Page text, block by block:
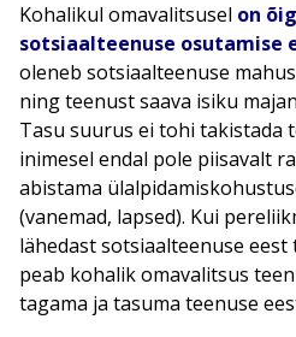
Kohalikul omavalitsusel on
sotsiaalteenuse osutamise
oleneb sotsiaalteenuse
ning teenust saava isiku
Tasu suurus ei tohi takistada
inimesel endal pole piisavalt
abistama
(vanemad, lapsed). Kui
lähedast sotsiaalteenuse eest
peab kohalik omavalitsus
tagama ja tasuma teenuse